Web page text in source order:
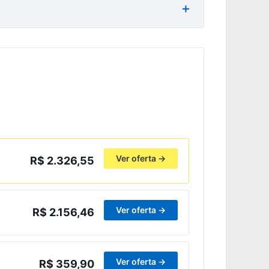
R$ 2.326,55 Ver oferta →
R$ 2.156,46 Ver oferta →
R$ 359,90 Ver oferta →